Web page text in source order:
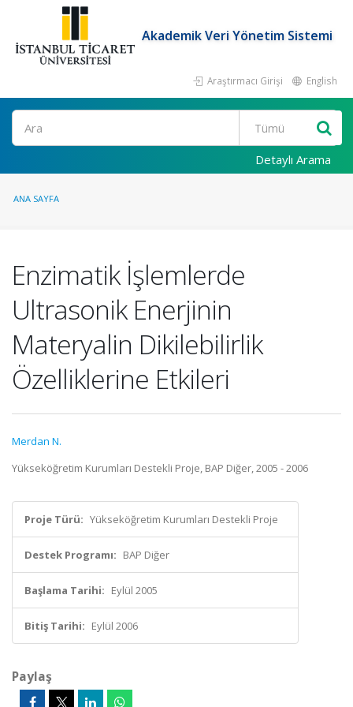
Akademik Veri Yönetim Sistemi
Araştırmacı Girişi English
Ara
Detaylı Arama
ANA SAYFA
Enzimatik İşlemlerde
Ultrasonik Enerjinin
Materyalin Dikilebilirlik
Özelliklerine Etkileri
Merdan N.
Yükseköğretim Kurumları Destekli Proje, BAP Diğer, 2005 - 2006
Proje Türü: Yükseköğretim Kurumları Destekli Proje
Destek Programı: BAP Diğer
Başlama Tarihi: Eylül 2005
Bitiş Tarihi: Eylül 2006
Paylaş